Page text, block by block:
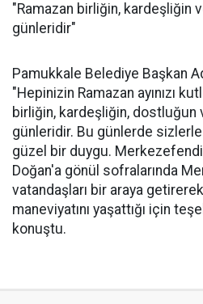
"Ramazan birliğin, kardeşliğin
günleridir"
Pamukkale Belediye Başkan
"Hepinizin Ramazan ayınızı
birliğin, kardeşliğin, dostluğun
günleridir. Bu günlerde
güzel bir duygu. Merkezefendi
Doğan'a gönül sofralarında
vatandaşları bir araya getirerek
maneviyatını yaşattığı için
konuştu.